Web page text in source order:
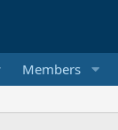
Members